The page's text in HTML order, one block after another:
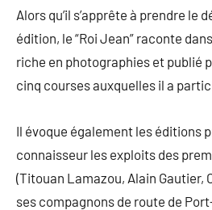
Alors qu’il s’apprête à prendre le
édition, le “Roi Jean” raconte
riche en photographies et publié
cinq courses auxquelles il a
Il évoque également les éditions
connaisseur les exploits des
(Titouan Lamazou, Alain Gautier,
ses compagnons de route de